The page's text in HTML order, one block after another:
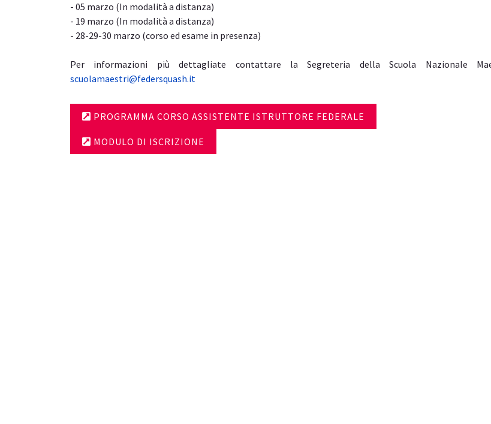
- 05 marzo (In modalità a distanza)
- 19 marzo (In modalità a distanza)
- 28-29-30 marzo (corso ed esame in presenza)
Per informazioni più dettagliate contattare la Segreteria della Scuola Nazionale
scuolamaestri@federsquash.it
PROGRAMMA CORSO ASSISTENTE ISTRUTTORE FEDERALE
MODULO DI ISCRIZIONE